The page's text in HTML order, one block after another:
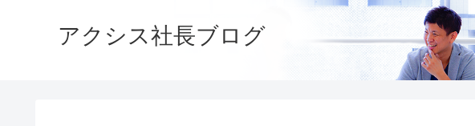
アクシス社長ブログ